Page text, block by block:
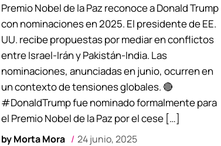
byMorta Mora 24 junio, 2025
Premio Nobel de la Paz reconoce a Donald Trump
con nominaciones en 2025. El presidente de EE.
UU. recibe propuestas por mediar en conflictos
entre Israel-Irán y Pakistán-India. Las
nominaciones, anunciadas en junio, ocurren en
un contexto de tensiones globales. 🔴
#DonaldTrump fue nominado formalmente para
el Premio Nobel de la Paz por el cese […]